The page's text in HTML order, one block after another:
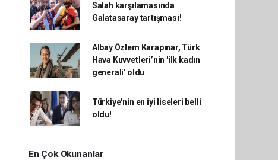
Salah karşılamasında
Galatasaray tartışması!
Albay Özlem Karapınar, Türk
Hava Kuvvetleri’nin 'ilk kadın
generali' oldu
Türkiye'nin en iyi liseleri belli
oldu!
En Çok Okunanlar